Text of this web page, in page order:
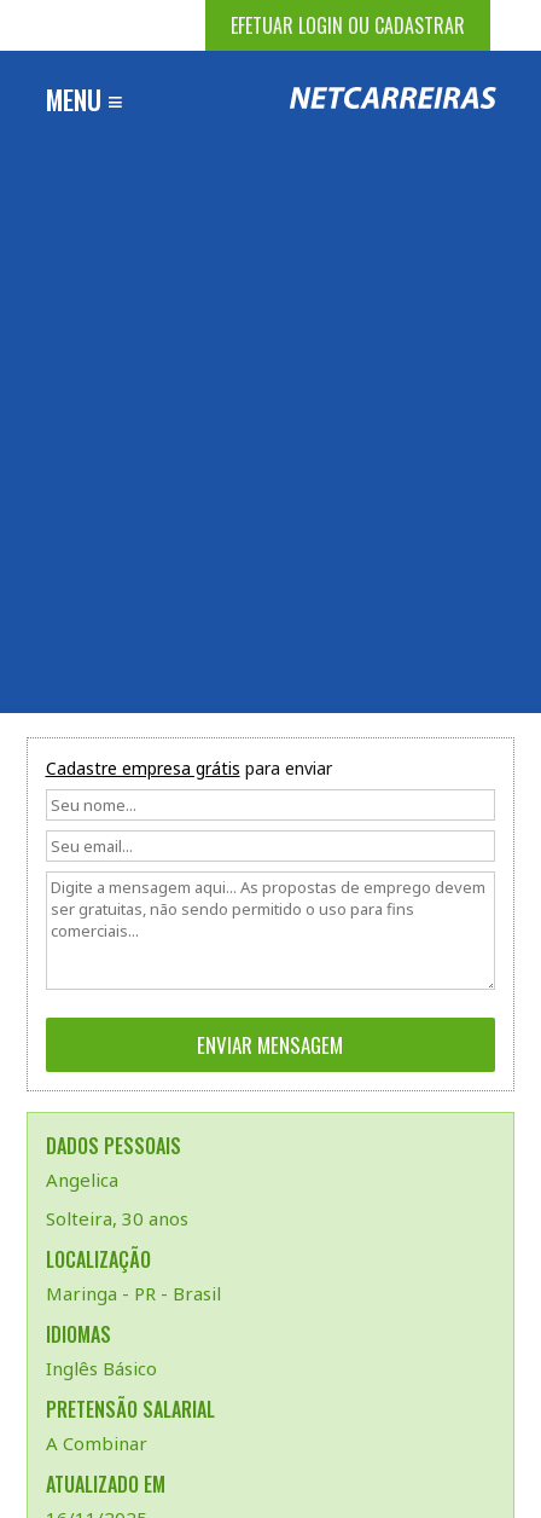
EFETUAR LOGIN OU CADASTRAR
MENU ≡
Cadastre empresa grátis para enviar
DADOS PESSOAIS
Angelica
Solteira, 30 anos
LOCALIZAÇÃO
Maringa - PR - Brasil
IDIOMAS
Inglês Básico
PRETENSÃO SALARIAL
A Combinar
ATUALIZADO EM